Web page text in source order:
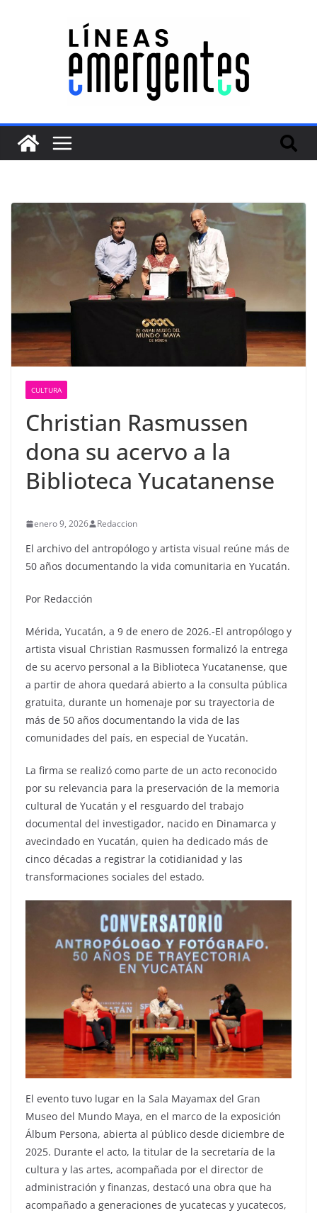
CULTURA
Christian Rasmussen
dona su acervo a la
Biblioteca Yucatanense
enero 9, 2026 Redaccion
El archivo del antropólogo y artista visual reúne más de
50 años documentando la vida comunitaria en Yucatán.
Por Redacción
Mérida, Yucatán, a 9 de enero de 2026.-El antropólogo y
artista visual Christian Rasmussen formalizó la entrega
de su acervo personal a la Biblioteca Yucatanense, que
a partir de ahora quedará abierto a la consulta pública
gratuita, durante un homenaje por su trayectoria de
más de 50 años documentando la vida de las
comunidades del país, en especial de Yucatán.
La firma se realizó como parte de un acto reconocido
por su relevancia para la preservación de la memoria
cultural de Yucatán y el resguardo del trabajo
documental del investigador, nacido en Dinamarca y
avecindado en Yucatán, quien ha dedicado más de
cinco décadas a registrar la cotidianidad y las
transformaciones sociales del estado.
El evento tuvo lugar en la Sala Mayamax del Gran
Museo del Mundo Maya, en el marco de la exposición
Álbum Persona, abierta al público desde diciembre de
2025. Durante el acto, la titular de la secretaría de la
cultura y las artes, acompañada por el director de
administración y finanzas, destacó una obra que ha
acompañado a generaciones de yucatecas y yucatecos,